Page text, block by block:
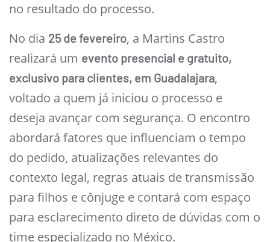
no resultado do processo.
No dia 25 de fevereiro, a Martins Castro
realizará um evento presencial e gratuito,
exclusivo para clientes, em Guadalajara,
voltado a quem já iniciou o processo e
deseja avançar com segurança. O encontro
abordará fatores que influenciam o tempo
do pedido, atualizações relevantes do
contexto legal, regras atuais de transmissão
para filhos e cônjuge e contará com espaço
para esclarecimento direto de dúvidas com o
time especializado no México.